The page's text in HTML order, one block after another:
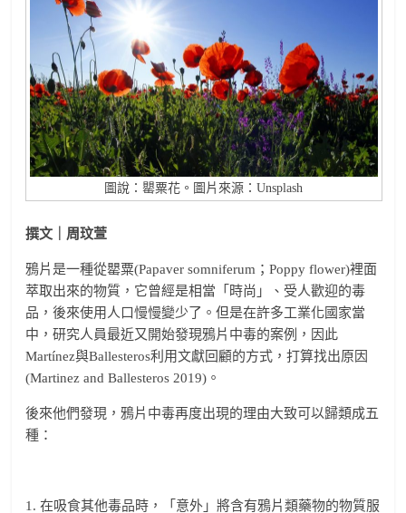
圖說：罌粟花。圖片來源：Unsplash
撰文｜周玟萱
鴉片是一種從罌粟(Papaver somniferum；Poppy flower)裡面
萃取出來的物質，它曾經是相當「時尚」、受人歡迎的毒
品，後來使用人口慢慢變少了。但是在許多工業化國家當
中，研究人員最近又開始發現鴉片中毒的案例，因此
Martínez與Ballesteros利用文獻回顧的方式，打算找出原因
(Martinez and Ballesteros 2019)。
後來他們發現，鴉片中毒再度出現的理由大致可以歸類成五
種：
1. 在吸食其他毒品時，「意外」將含有鴉片類藥物的物質服